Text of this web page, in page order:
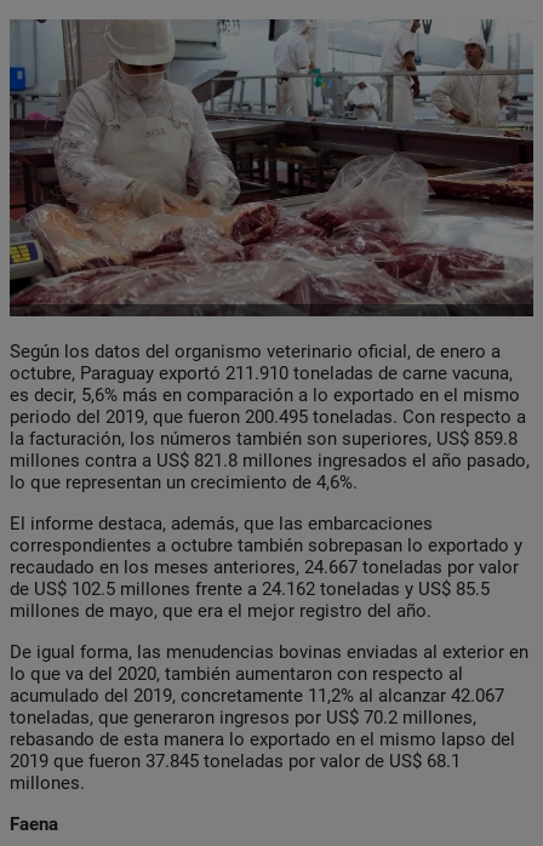
Según los datos del organismo veterinario oficial, de enero a
octubre, Paraguay exportó 211.910 toneladas de carne vacuna,
es decir, 5,6% más en comparación a lo exportado en el mismo
periodo del 2019, que fueron 200.495 toneladas. Con respecto a
la facturación, los números también son superiores, US$ 859.8
millones contra a US$ 821.8 millones ingresados el año pasado,
lo que representan un crecimiento de 4,6%.
El informe destaca, además, que las embarcaciones
correspondientes a octubre también sobrepasan lo exportado y
recaudado en los meses anteriores, 24.667 toneladas por valor
de US$ 102.5 millones frente a 24.162 toneladas y US$ 85.5
millones de mayo, que era el mejor registro del año.
De igual forma, las menudencias bovinas enviadas al exterior en
lo que va del 2020, también aumentaron con respecto al
acumulado del 2019, concretamente 11,2% al alcanzar 42.067
toneladas, que generaron ingresos por US$ 70.2 millones,
rebasando de esta manera lo exportado en el mismo lapso del
2019 que fueron 37.845 toneladas por valor de US$ 68.1
millones.
Faena